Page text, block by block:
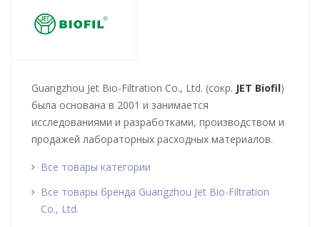
Guangzhou Jet Bio-Filtration Co., Ltd. (сокр. JET Biofil)
была основана в 2001 и занимается
исследованиями и разработками, производством и
продажей лабораторных расходных материалов.
Все товары категории
Все товары бренда Guangzhou Jet Bio-Filtration
Co., Ltd.